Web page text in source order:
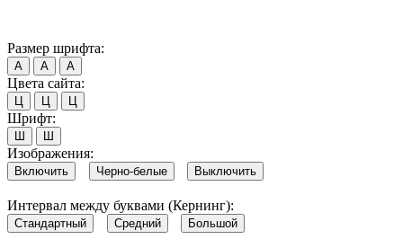
Размер шрифта:
А А А
Цвета сайта:
Ц Ц Ц
Шрифт:
Ш Ш
Изображения:
Включить Черно-белые Выключить
Интервал между буквами (Кернинг):
Стандартный Средний Большой